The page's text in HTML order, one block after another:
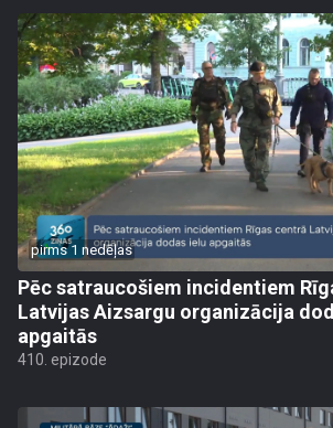
pirms 1 nedēļas
Pēc satraucošiem incidentiem
Latvijas Aizsargu organizācija
apgaitās
410. epizode